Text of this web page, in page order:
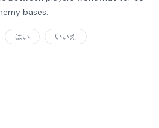
bases.
はい いいえ